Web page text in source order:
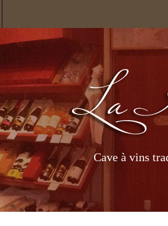
Cave à vins